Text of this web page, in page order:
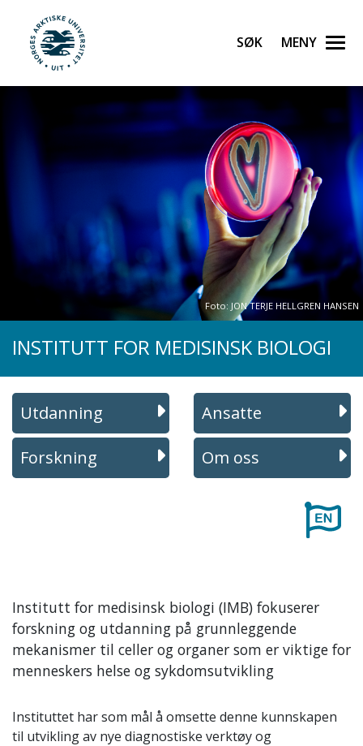
Gå til hovedinnhold
UiT Norges arktiske universitet
Søk Meny
Foto: JON TERJE HELLGREN HANSEN
INSTITUTT FOR MEDISINSK BIOLOGI
Utdanning Ansatte
Forskning Om oss
Institutt for medisinsk biologi (IMB) fokuserer
forskning og utdanning på grunnleggende
mekanismer til celler og organer som er viktige for
menneskers helse og sykdomsutvikling
Instituttet har som mål å omsette denne kunnskapen
til utvikling av nye diagnostiske verktøy og